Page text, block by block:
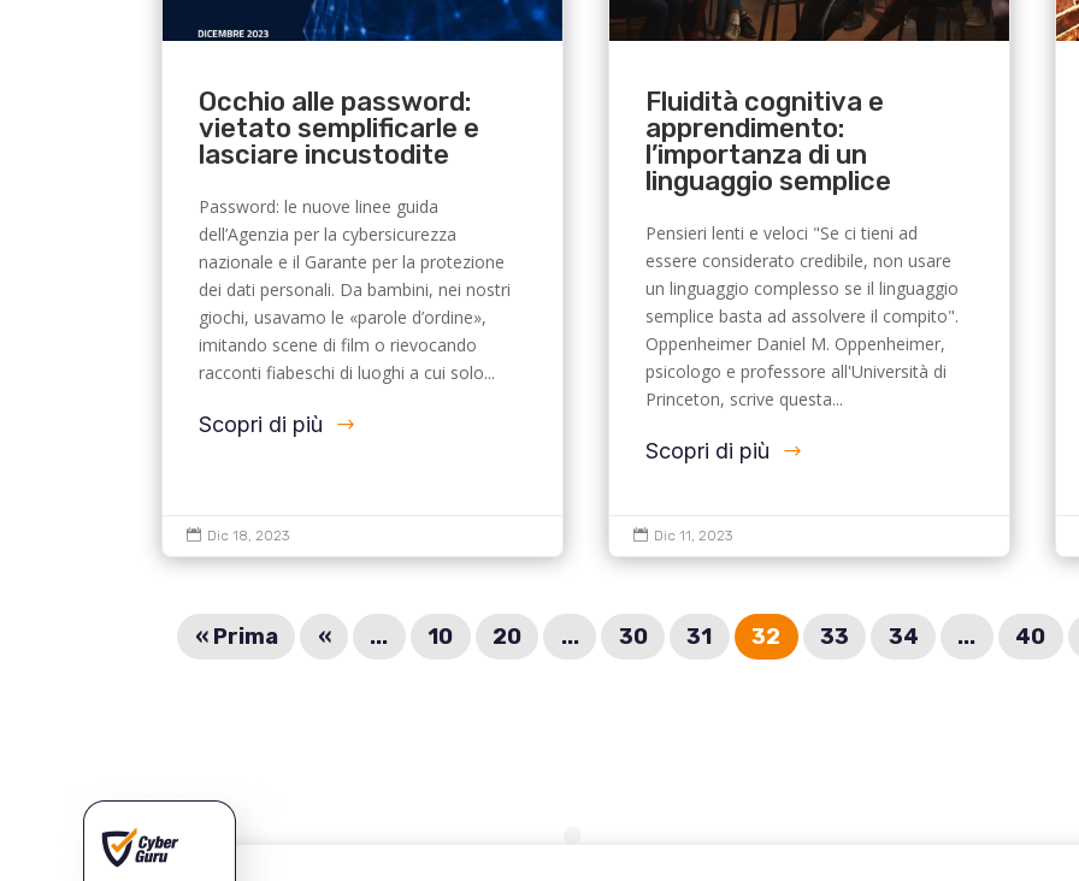
Occhio alle password:
vietato semplificarle e
lasciare incustodite
Password: le nuove linee guida
dell’Agenzia per la cybersicurezza
nazionale e il Garante per la protezione
dei dati personali. Da bambini, nei nostri
giochi, usavamo le «parole d’ordine»,
imitando scene di film o rievocando
racconti fiabeschi di luoghi a cui solo...
Scopri di più
 Dic 18, 2023
Fluidità cognitiva e
apprendimento:
l’importanza di un
linguaggio semplice
Pensieri lenti e veloci "Se ci tieni ad
essere considerato credibile, non usare
un linguaggio complesso se il linguaggio
semplice basta ad assolvere il compito".
Oppenheimer Daniel M. Oppenheimer,
psicologo e professore all'Università di
Princeton, scrive questa...
Scopri di più
 Dic 11, 2023
« Prima « ... 10 20 ... 30 31 32 33 34 ... 40